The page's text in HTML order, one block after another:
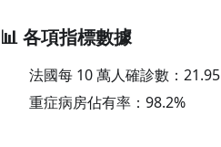
📊 各項指標數據
法國每 10 萬人確診數： 21.95
重症病房佔有率： 98.2%